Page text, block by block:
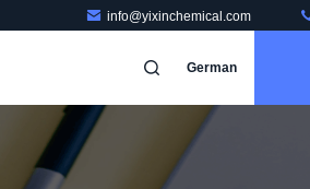
info@yixinchemical.com
German